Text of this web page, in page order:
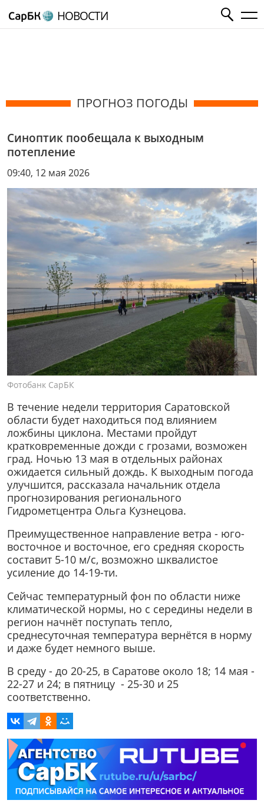
НОВОСТИ
ПРОГНОЗ ПОГОДЫ
Синоптик пообещала к выходным
потепление
09:40, 12 мая 2026
Фотобанк СарБК
В течение недели территория Саратовской
области будет находиться под влиянием
ложбины циклона. Местами пройдут
кратковременные дожди с грозами, возможен
град. Ночью 13 мая в отдельных районах
ожидается сильный дождь. К выходным погода
улучшится, рассказала начальник отдела
прогнозирования регионального
Гидрометцентра Ольга Кузнецова.
Преимущественное направление ветра - юго-
восточное и восточное, его средняя скорость
составит 5-10 м/с, возможно шквалистое
усиление до 14-19-ти.
Сейчас температурный фон по области ниже
климатической нормы, но с середины недели в
регион начнёт поступать тепло,
среднесуточная температура вернётся в норму
и даже будет немного выше.
В среду - до 20-25, в Саратове около 18; 14 мая -
22-27 и 24; в пятницу - 25-30 и 25
соответственно.